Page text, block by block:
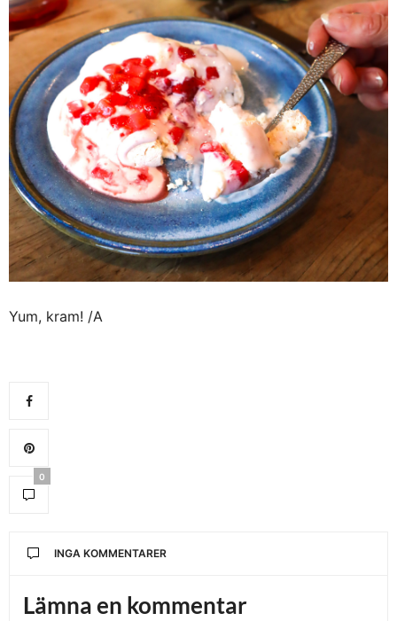
Yum, kram! /A
0
INGA KOMMENTARER
Lämna en kommentar